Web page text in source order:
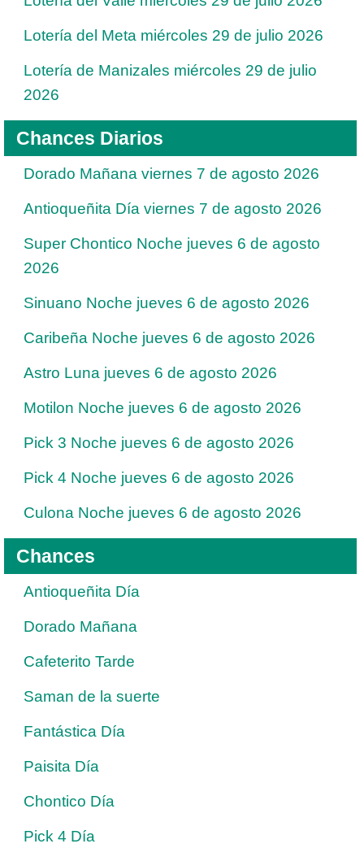
Lotería del Meta miércoles 29 de julio 2026
Lotería de Manizales miércoles 29 de julio
2026
Chances Diarios
Dorado Mañana viernes 7 de agosto 2026
Antioqueñita Día viernes 7 de agosto 2026
Super Chontico Noche jueves 6 de agosto
2026
Sinuano Noche jueves 6 de agosto 2026
Caribeña Noche jueves 6 de agosto 2026
Astro Luna jueves 6 de agosto 2026
Motilon Noche jueves 6 de agosto 2026
Pick 3 Noche jueves 6 de agosto 2026
Pick 4 Noche jueves 6 de agosto 2026
Culona Noche jueves 6 de agosto 2026
Chances
Antioqueñita Día
Dorado Mañana
Cafeterito Tarde
Saman de la suerte
Fantástica Día
Paisita Día
Chontico Día
Pick 4 Día